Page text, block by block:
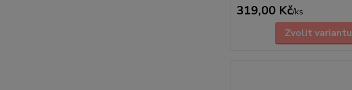
319,00 Kč/ks
Zvolit variantu